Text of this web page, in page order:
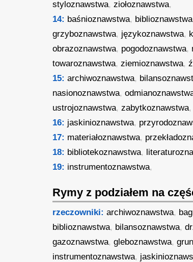
styloznawstwa,ziołoznawstwa,
14: baśnioznawstwa, biblioznawstwa
grzyboznawstwa, językoznawstwa,
obrazoznawstwa, pogodoznawstwa,
towaroznawstwa,ziemioznawstwa,
15: archiwoznawstwa,
nasionoznawstwa,
ustrojoznawstwa,zabytkoznawstwa,
16: jaskinioznawstwa,
17: materiałoznawstwa,
18: bibliotekoznawstwa,
19: instrumentoznawstwa,
Rymy z podziałem na
rzeczowniki: archiwoznawstwa,
biblioznawstwa, bilansoznawstwa,
gazoznawstwa,gleboznawstwa,
instrumentoznawstwa,